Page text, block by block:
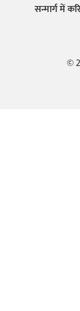
सन्मार्ग में
©